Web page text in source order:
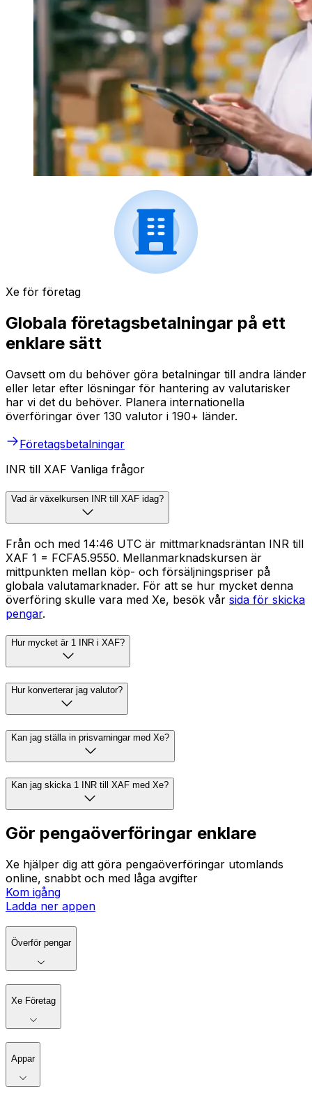
Xe för företag
Globala företagsbetalningar på ett
enklare sätt
Oavsett om du behöver göra betalningar till andra länder
eller letar efter lösningar för hantering av valutarisker
har vi det du behöver. Planera internationella
överföringar över 130 valutor i 190+ länder.
Företagsbetalningar
INR till XAF Vanliga frågor
Vad är växelkursen INR till XAF idag?
Från och med 14:46 UTC är mittmarknadsräntan INR till
XAF ₹1 = FCFA5.9550. Mellanmarknadskursen är
mittpunkten mellan köp- och försäljningspriser på
globala valutamarknader. För att se hur mycket denna
överföring skulle vara med Xe, besök vår sida för skicka
pengar.
Hur mycket är 1 INR i XAF?
Hur konverterar jag valutor?
Kan jag ställa in prisvarningar med Xe?
Kan jag skicka 1 INR till XAF med Xe?
Gör pengaöverföringar enklare
Xe hjälper dig att göra pengaöverföringar utomlands
online, snabbt och med låga avgifter
Kom igång
Ladda ner appen
Överför pengar
Xe Företag
Appar